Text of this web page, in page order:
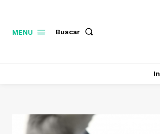
MENU Buscar